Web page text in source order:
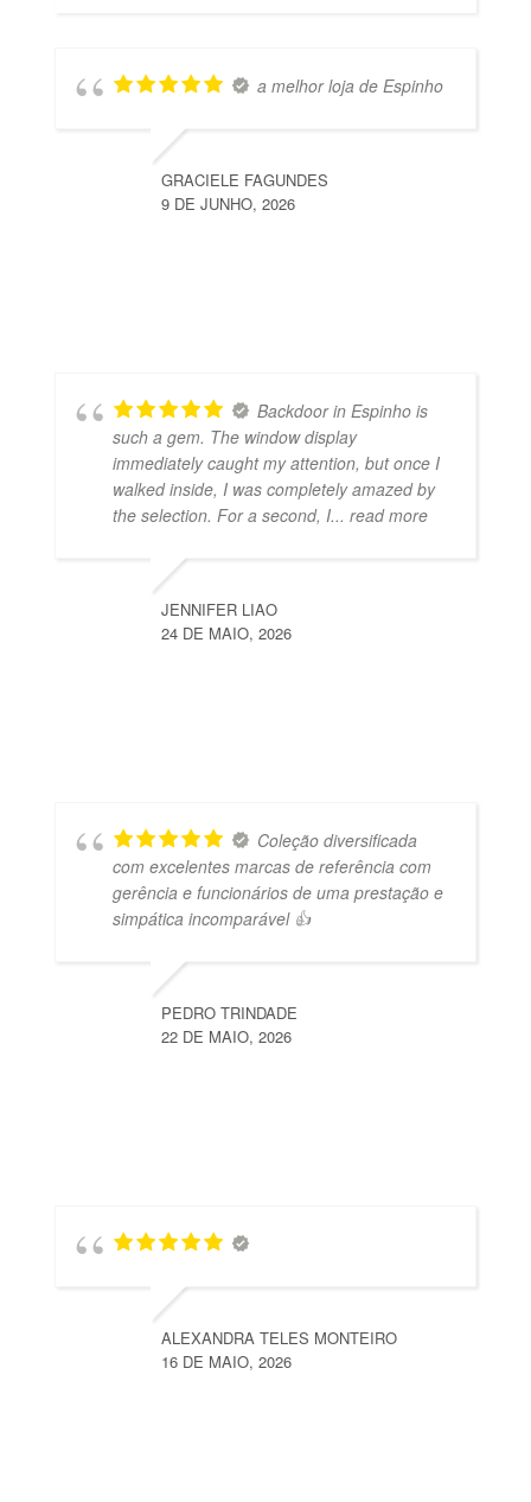
a melhor loja de Espinho
GRACIELE FAGUNDES
9 DE JUNHO, 2026
Backdoor in Espinho is
such a gem. The window display
immediately caught my attention, but once I
walked inside, I was completely amazed by
the selection. For a second, I... read more
JENNIFER LIAO
24 DE MAIO, 2026
Coleção diversificada
com excelentes marcas de referência com
gerência e funcionários de uma prestação e
simpática incomparável 👍
PEDRO TRINDADE
22 DE MAIO, 2026
ALEXANDRA TELES MONTEIRO
16 DE MAIO, 2026